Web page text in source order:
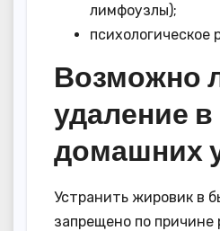
лимфоузлы);
психологическое
Возможно
удаление в
домашних
Устранить жировик в
запрещено по причине